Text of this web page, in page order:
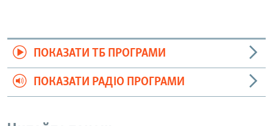
ПОКАЗАТИ ТБ ПРОГРАМИ
ПОКАЗАТИ РАДІО ПРОГРАМИ